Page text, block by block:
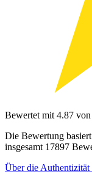
Bewertet mit 4.87 von
Die Bewertung
insgesamt 17897
Über die Authentizität